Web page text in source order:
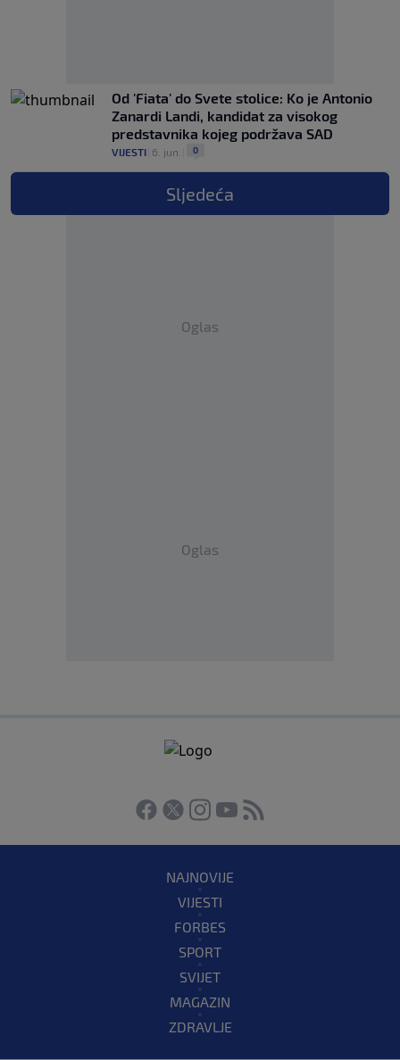
Od 'Fiata' do Svete stolice: Ko je Antonio
Zanardi Landi, kandidat za visokog
predstavnika kojeg podržava SAD
VIJESTI 6. jun. 0
Sljedeća
Oglas
Oglas
NAJNOVIJE
VIJESTI
FORBES
SPORT
SVIJET
MAGAZIN
ZDRAVLJE